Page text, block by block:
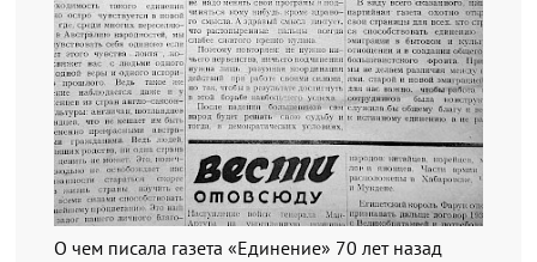
О чем писала газета «Единение» 70 лет назад